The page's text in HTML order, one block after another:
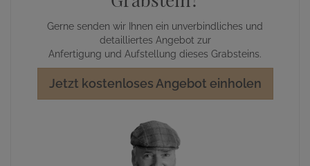
Gerne senden wir Ihnen ein unverbindliches und
detailliertes Angebot zur
Anfertigung und Aufstellung dieses Grabsteins.
Jetzt kostenloses Angebot einholen